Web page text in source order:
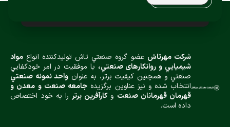
شركت مهرتاش عضو گروه صنعتي تاش توليدكننده انواع مواد
شيميایي و روانكارهای صنعتي، با موفقيت در امر خودكفايي
صنعتي و همچنين كيفيت برتر، به عنوان واحد نمونه صنعتي
انتخاب شده و نيز عناوین برگزیده جامعه صنعت و معدن و
قهرمان قهرمانان صنعت وكارآفرين برتررا به خود اختصاص
داده است.